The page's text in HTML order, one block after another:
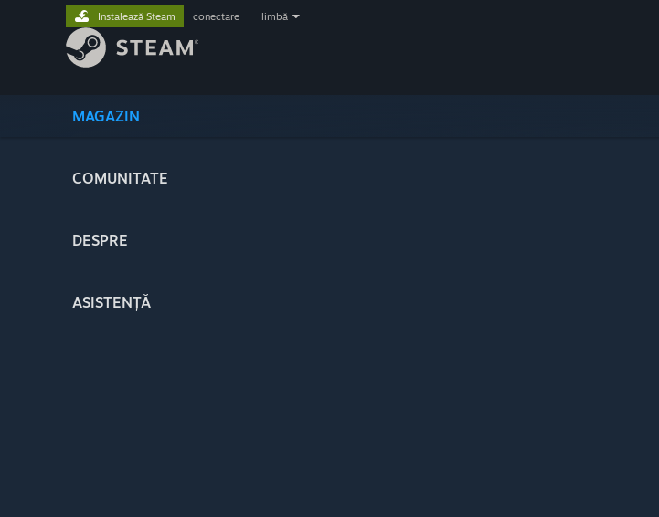
MAGAZIN
COMUNITATE
DESPRE
ASISTENȚĂ
Instalează Steam conectare limbă